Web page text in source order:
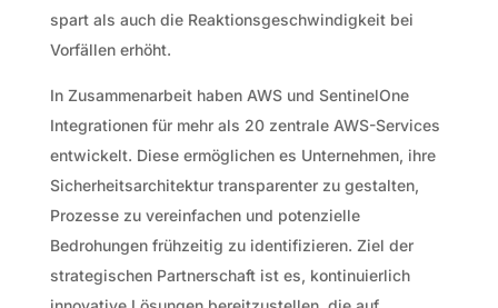
spart als auch die Reaktionsgeschwindigkeit bei
Vorfällen erhöht.
In Zusammenarbeit haben AWS und SentinelOne
Integrationen für mehr als 20 zentrale AWS-Services
entwickelt. Diese ermöglichen es Unternehmen, ihre
Sicherheitsarchitektur transparenter zu gestalten,
Prozesse zu vereinfachen und potenzielle
Bedrohungen frühzeitig zu identifizieren. Ziel der
strategischen Partnerschaft ist es, kontinuierlich